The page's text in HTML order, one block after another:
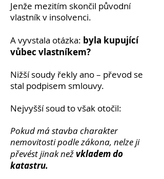
Jenže mezitím skončil původní
vlastník v insolvenci.
A vyvstala otázka: byla kupující
vůbec vlastníkem?
Nižší soudy řekly ano – převod se
stal podpisem smlouvy.
Nejvyšší soud to však otočil:
Pokud má stavba charakter
nemovitosti podle zákona, nelze ji
převést jinak nežvkladem do
katastru.